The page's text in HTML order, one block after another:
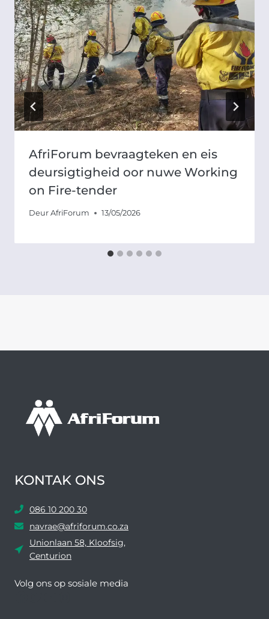
AfriForum bevraagteken en eis
deursigtigheid oor nuwe Working
on Fire-tender
Deur AfriForum 13/05/2026
KONTAK ONS
086 10 200 30
navrae@afriforum.co.za
Unionlaan 58, Kloofsig,
Centurion
Volg ons ​​op sosiale media